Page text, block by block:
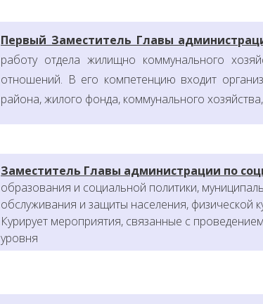
Первый Заместитель Главы
работу отдела жилищно коммунального
отношений. В его компетенцию входит
района, жилого фонда, коммунального
Заместитель Главы администрации по
образования и социальной политики,
обслуживания и защиты населения, физической
Курирует мероприятия, связанные с
уровня